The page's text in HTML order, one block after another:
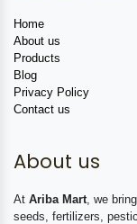
Home
About us
Products
Blog
Privacy Policy
Contact us
About us
At Ariba Mart , we
seeds, fertilizers,